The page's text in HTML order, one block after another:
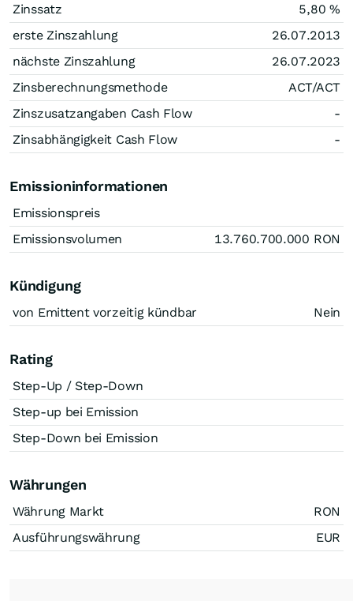
Zinssatz 5,80 %
erste Zinszahlung
26.07.2013
nächste Zinszahlung
26.07.2023
Zinsberechnungsmethode
ACT/ACT
Zinszusatzangaben Cash Flow
-
Zinsabhängigkeit Cash Flow
-
Emissioninformationen
Emissionspreis
Emissionsvolumen
13.760.700.000 RON
Kündigung
von Emittent vorzeitig kündbar Nein
Rating
Step-Up / Step-Down
Step-up bei Emission
Step-Down bei Emission
Währungen
Währung Markt
RON
Ausführungswährung
EUR